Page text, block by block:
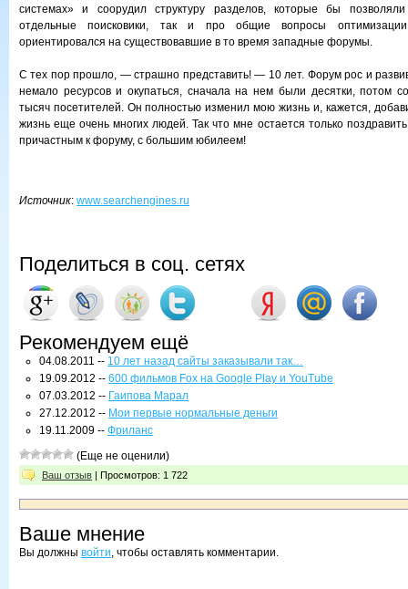
системах» и соорудил структуру разделов, которые бы
отдельные поисковики, так и про общие вопросы
ориентировался на существовавшие в то время западные форумы.
С тех пор прошло, — страшно представить! — 10 лет. Форум рос и
немало ресурсов и окупаться, сначала на нем были десятки, потом
тысяч посетителей. Он полностью изменил мою жизнь и, кажется,
жизнь еще очень многих людей. Так что мне остается только поздравить
причастным к форуму, с большим юбилеем!
Источник: www.searchengines.ru
Поделиться в соц. сетях
Рекомендуем ещё
04.08.2011 -- 10 лет назад сайты заказывали так…
19.09.2012 -- 600 фильмов Fox на Google Play и YouTube
07.03.2012 -- Гаипова Марал
27.12.2012 -- Мои первые нормальные деньги
19.11.2009 -- Фриланс
(Еще не оценили)
Ваш отзыв | Просмотров: 1 722
Ваше мнение
Вы должны войти, чтобы оставлять комментарии.